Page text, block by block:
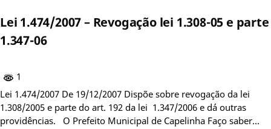
Lei 1.474/2007 – Revogação lei 1.308-05 e parte
1.347-06
1
Lei 1.474/2007 De 19/12/2007 Dispõe sobre revogação da lei
1.308/2005 e parte do art. 192 da lei 1.347/2006 e dá outras
providências. O Prefeito Municipal de Capelinha Faço saber…